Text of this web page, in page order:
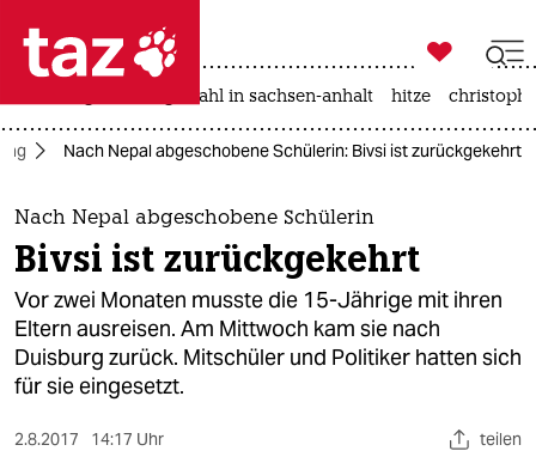
 taz zahl ich
taz zahl ich
themen
politik
öko
gesellschaft
kultur

taz zahl ich
landtagswahl in sachsen-anhalt hitze
Nach Nepal abgeschobene Schülerin: Bivsi ist zurückgekehrt
Nach Nepal abgeschobene Schülerin
Bivsi ist zurückgekehrt
Vor zwei Monaten musste die 15-Jährige mit ihren
Eltern ausreisen. Am Mittwoch kam sie nach
Duisburg zurück. Mitschüler und Politiker hatten sich
für sie eingesetzt.
2.8.2017 14:17 Uhr teilen